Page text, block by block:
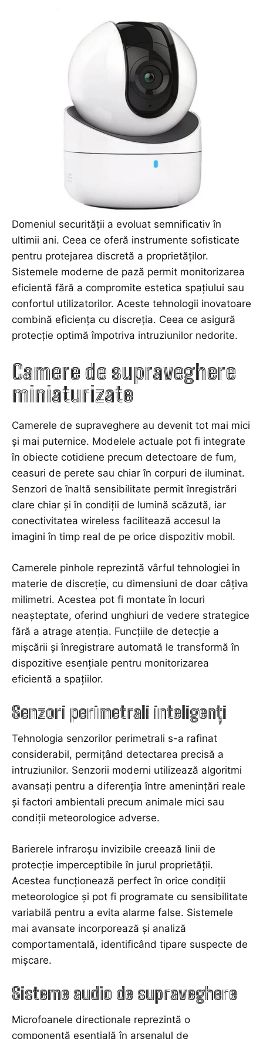
Domeniul securității a evoluat semnificativ în
ultimii ani. Ceea ce oferă instrumente sofisticate
pentru protejarea discretă a proprietăților.
Sistemele moderne de pază permit monitorizarea
eficientă fără a compromite estetica spațiului sau
confortul utilizatorilor. Aceste tehnologii inovatoare
combină eficiența cu discreția. Ceea ce asigură
protecție optimă împotriva intruziunilor nedorite.
Camere de supraveghere
miniaturizate
Camerele de supraveghere au devenit tot mai mici
și mai puternice. Modelele actuale pot fi integrate
în obiecte cotidiene precum detectoare de fum,
ceasuri de perete sau chiar în corpuri de iluminat.
Senzori de înaltă sensibilitate permit înregistrări
clare chiar și în condiții de lumină scăzută, iar
conectivitatea wireless facilitează accesul la
imagini în timp real de pe orice dispozitiv mobil.
Camerele pinhole reprezintă vârful tehnologiei în
materie de discreție, cu dimensiuni de doar câțiva
milimetri. Acestea pot fi montate în locuri
neașteptate, oferind unghiuri de vedere strategice
fără a atrage atenția. Funcțiile de detecție a
mișcării și înregistrare automată le transformă în
dispozitive esențiale pentru monitorizarea
eficientă a spațiilor.
Senzori perimetrali inteligenți
Tehnologia senzorilor perimetrali s-a rafinat
considerabil, permițând detectarea precisă a
intruziunilor. Senzorii moderni utilizează algoritmi
avansați pentru a diferenția între amenințări reale
și factori ambientali precum animale mici sau
condiții meteorologice adverse.
Barierele infraroșu invizibile creează linii de
protecție imperceptibile în jurul proprietății.
Acestea funcționează perfect în orice condiții
meteorologice și pot fi programate cu sensibilitate
variabilă pentru a evita alarme false. Sistemele
mai avansate incorporează și analiză
comportamentală, identificând tipare suspecte de
mișcare.
Sisteme audio de supraveghere
Microfoanele directionale reprezintă o
componentă esențială în arsenalul de